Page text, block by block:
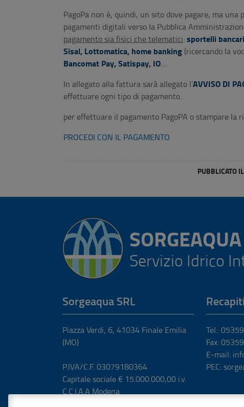
PagoPa non è, quindi, un sito dove pagare, ma
pagamenti digitali verso la Pubblica
pagamento sia fisici che telematici:sportelli
Sisal, Lottomatica, home banking (ricercando la
Bancomat Pay, Satispay, IO…
In allegato alla fattura sarà allegato l’AVVISO DI
effettuare ogni tipo di pagamento.
per effettuare il pagamento PagoPA o stampare la
PROCEDI CON IL PAGAMENTO
PUBBLICATO
SORGEAQUA
Servizio Idrico
Sorgeaqua SRL
Piazza Verdi, 6, 41034 Finale Emilia
(MO)
P.IVA/C.F. 03079180364
Capitale sociale € 15.000.000,00 i.v.
C.C.I.A.A Modena
Recapiti
Tel.:
Fax:
E-mail:
PEC: